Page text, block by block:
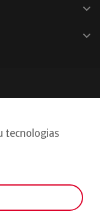
tecnologias